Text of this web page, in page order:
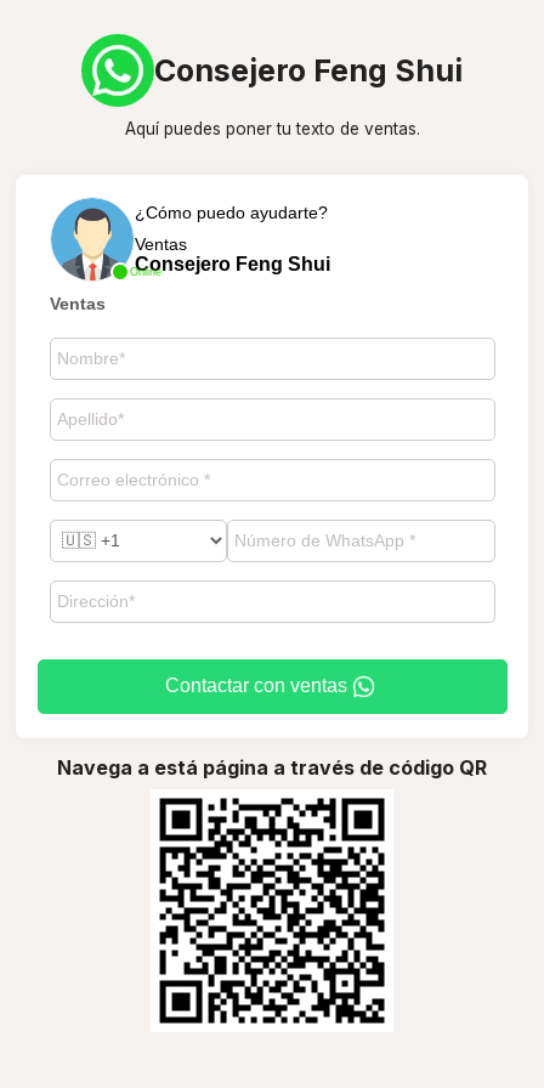
Consejero Feng Shui
Aquí puedes poner tu texto de ventas.
Online
¿Cómo puedo ayudarte?
Ventas
Consejero Feng Shui
Ventas
Contactar con ventas
Navega a está página a través de código QR